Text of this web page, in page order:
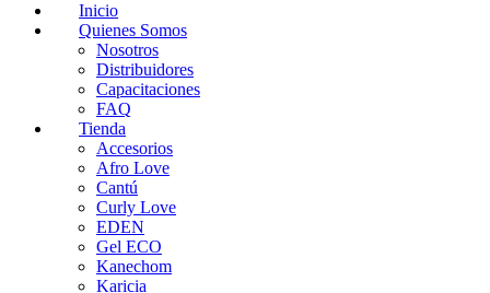
Inicio
Quienes Somos
Nosotros
Distribuidores
Capacitaciones
FAQ
Tienda
Accesorios
Afro Love
Cantú
Curly Love
EDEN
Gel ECO
Kanechom
Karicia